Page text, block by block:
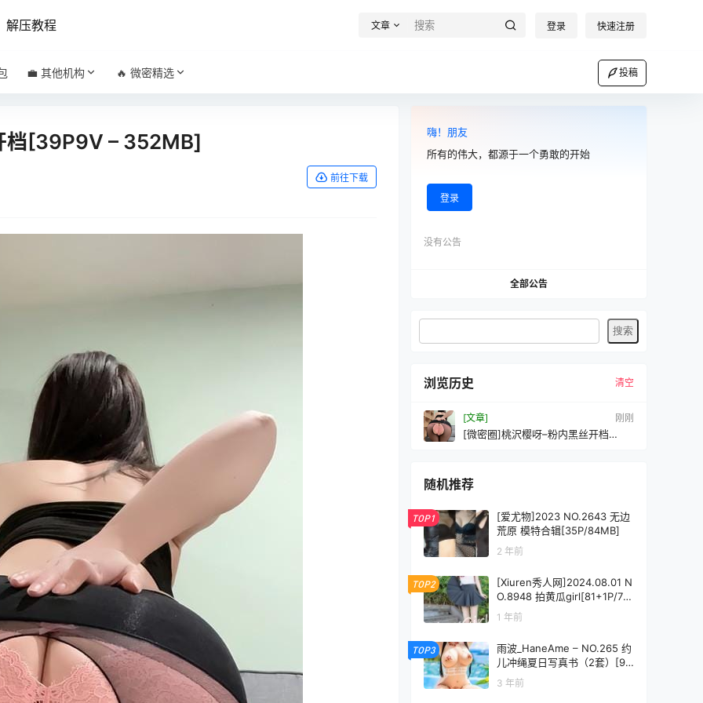
解压教程 文章 登录 快速注册
💼 其他机构 🔥 微密精选 投稿
档[39P9V – 352MB]
前往下载
嗨！朋友
所有的伟大，都源于一个勇敢的开始
登录
没有公告
全部公告
浏览历史 清空
[文章] 刚刚
[微密圈]桃沢樱呀–粉内黑丝开档
随机推荐
TOP1
[爱尤物]2023 NO.2643 无边
荒原 模特合辑[35P/84MB]
2 年前
TOP2
[Xiuren秀人网]2024.08.01 N
O.8948 拍黄瓜girl[81+1P/76
6MB]
1 年前
TOP3
雨波_HaneAme – NO.265 约
儿冲绳夏日写真书（2套）[90
P-291MB]
3 年前